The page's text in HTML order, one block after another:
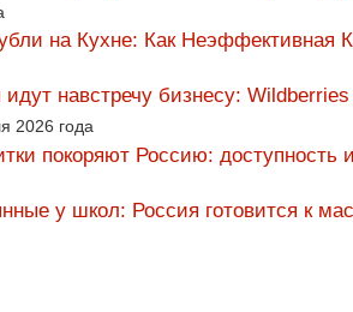
на Кухне: Как
навстречу бизнесу:
2026 года
покоряют Россию:
у школ: Россия готовится к